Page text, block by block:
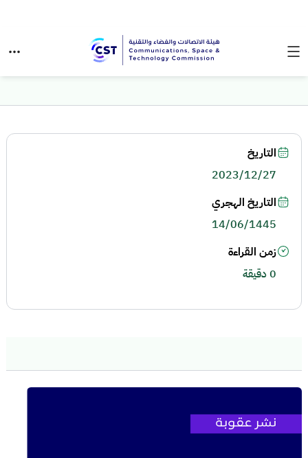
التاريخ
2023/12/27
التاريخ الهجري
14/06/1445
زمن القراءة
0 دقيقة